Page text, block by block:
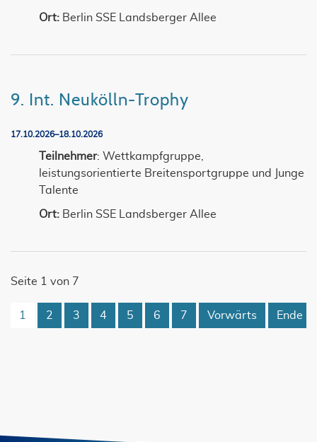
Ort: Berlin SSE Landsberger Allee
9. Int. Neukölln-Trophy
17.10.2026–18.10.2026
Teilnehmer: Wettkampfgruppe,
leistungsorientierte Breitensportgruppe und Junge
Talente
Ort: Berlin SSE Landsberger Allee
Seite 1 von 7
1 2 3 4 5 6 7 Vorwärts Ende